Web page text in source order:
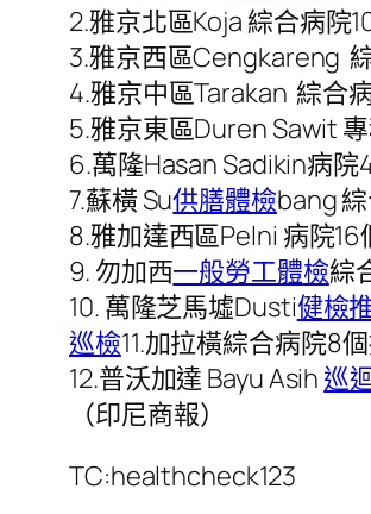
2.雅京北區Koja 綜合病院
3.雅京西區Cengkareng
4.雅京中區Tarakan 綜合
5.雅京東區Duren Sawit
6.萬隆Hasan Sadikin病院
7.蘇橫 Su供膳體檢bang
8.雅加達西區Pelni 病院
9. 勿加西一般勞工體檢綜
10. 萬隆芝馬墟Dusti健檢
巡檢11.加拉橫綜合病院8
12.普沃加達 Bayu Asih 巡
（印尼商報）
TC:healthcheck123